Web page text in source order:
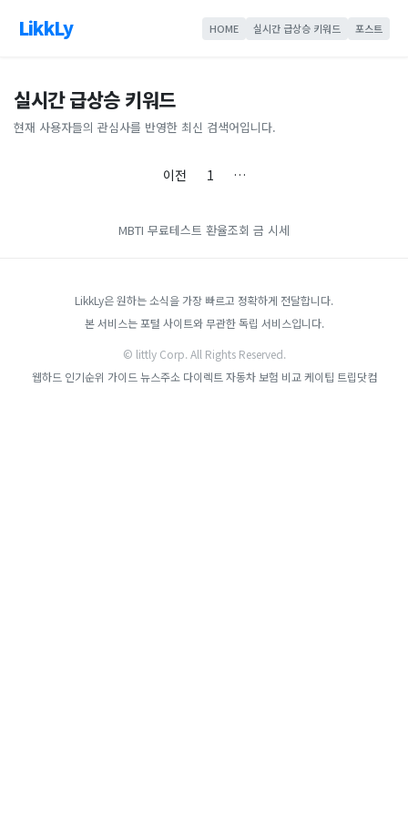
LikkLy HOME 실시간 급상승 키워드 포스트
실시간 급상승 키워드
현재 사용자들의 관심사를 반영한 최신 검색어입니다.
이전 1 …
MBTI 무료테스트 환율조회 금 시세
LikkLy은 원하는 소식을 가장 빠르고 정확하게 전달합니다.
본 서비스는 포털 사이트와 무관한 독립 서비스입니다.
© littly Corp. All Rights Reserved.
웹하드 인기순위 가이드 뉴스주소 다이렉트 자동차 보험 비교케이팁 트립닷컴